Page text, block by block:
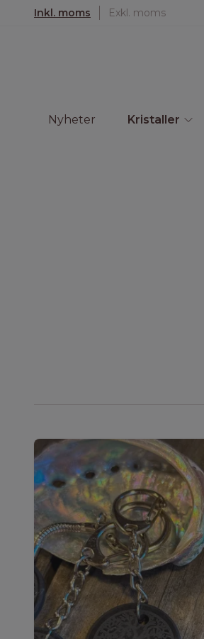
Inkl. moms Exkl. moms
Nyheter Kristaller